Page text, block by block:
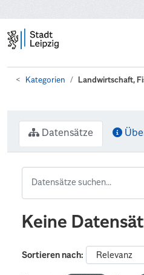
Kategorien Landwirtschaft,
Datensätze
Keine
Sortieren nach